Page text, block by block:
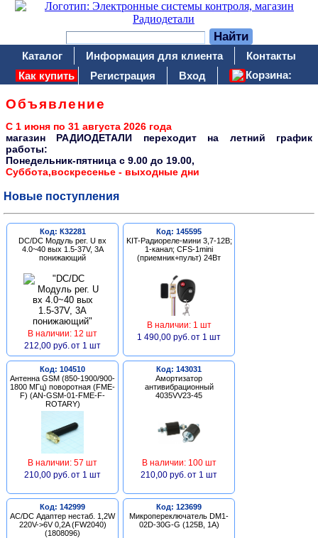
Каталог Информация для клиента
Контакты
Как купить
Регистрация Вход Корзина:
Объявление
С 1 июня по 31 августа 2026 года
магазин РАДИОДЕТАЛИ переходит на летний график
работы:
Понедельник-пятница c 9.00 до 19.00,
Суббота,воскресенье - выходные дни
Новые поступления
Код: К32281
DC/DC Модуль рег. U вх
4.0~40 вых 1.5-37V, 3A
понижающий
В наличии: 12 шт
212,00 руб. от 1 шт
Код: 145595
KIT-Радиореле-мини 3,7-12В;
1-канал; CFS-1mini
(приемник+пульт) 24Вт
В наличии: 1 шт
1 490,00 руб. от 1 шт
Код: 104510
Антенна GSM (850-1900/900-
1800 МГц) поворотная (FME-
F) (AN-GSM-01-FME-F-
ROTARY)
В наличии: 57 шт
210,00 руб. от 1 шт
Код: 143031
Амортизатор
антивибрационный
4035VV23-45
В наличии: 100 шт
210,00 руб. от 1 шт
Код: 142999
AC/DC Адаптер нестаб. 1,2W
220V->6V 0,2A (FW2040)
(1808096)
Код: 123699
Микропереключатель DM1-
02D-30G-G (125В, 1А)